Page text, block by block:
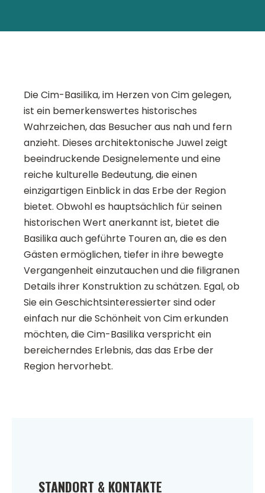
Die Cim-Basilika, im Herzen von Cim gelegen,
ist ein bemerkenswertes historisches
Wahrzeichen, das Besucher aus nah und fern
anzieht. Dieses architektonische Juwel zeigt
beeindruckende Designelemente und eine
reiche kulturelle Bedeutung, die einen
einzigartigen Einblick in das Erbe der Region
bietet. Obwohl es hauptsächlich für seinen
historischen Wert anerkannt ist, bietet die
Basilika auch geführte Touren an, die es den
Gästen ermöglichen, tiefer in ihre bewegte
Vergangenheit einzutauchen und die filigranen
Details ihrer Konstruktion zu schätzen. Egal, ob
Sie ein Geschichtsinteressierter sind oder
einfach nur die Schönheit von Cim erkunden
möchten, die Cim-Basilika verspricht ein
bereicherndes Erlebnis, das das Erbe der
Region hervorhebt.
STANDORT & KONTAKTE